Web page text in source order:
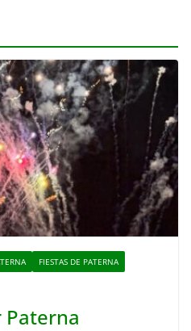
FIESTAS DE PATERNA